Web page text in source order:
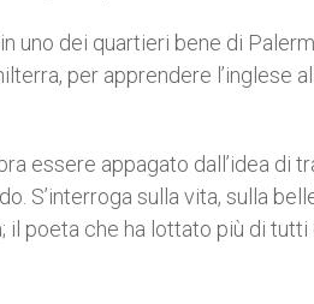
uno dei quartieri bene di
per apprendere
essere appagato dall’idea di
S’interroga sulla vita, sulla
il poeta che ha lottato più di